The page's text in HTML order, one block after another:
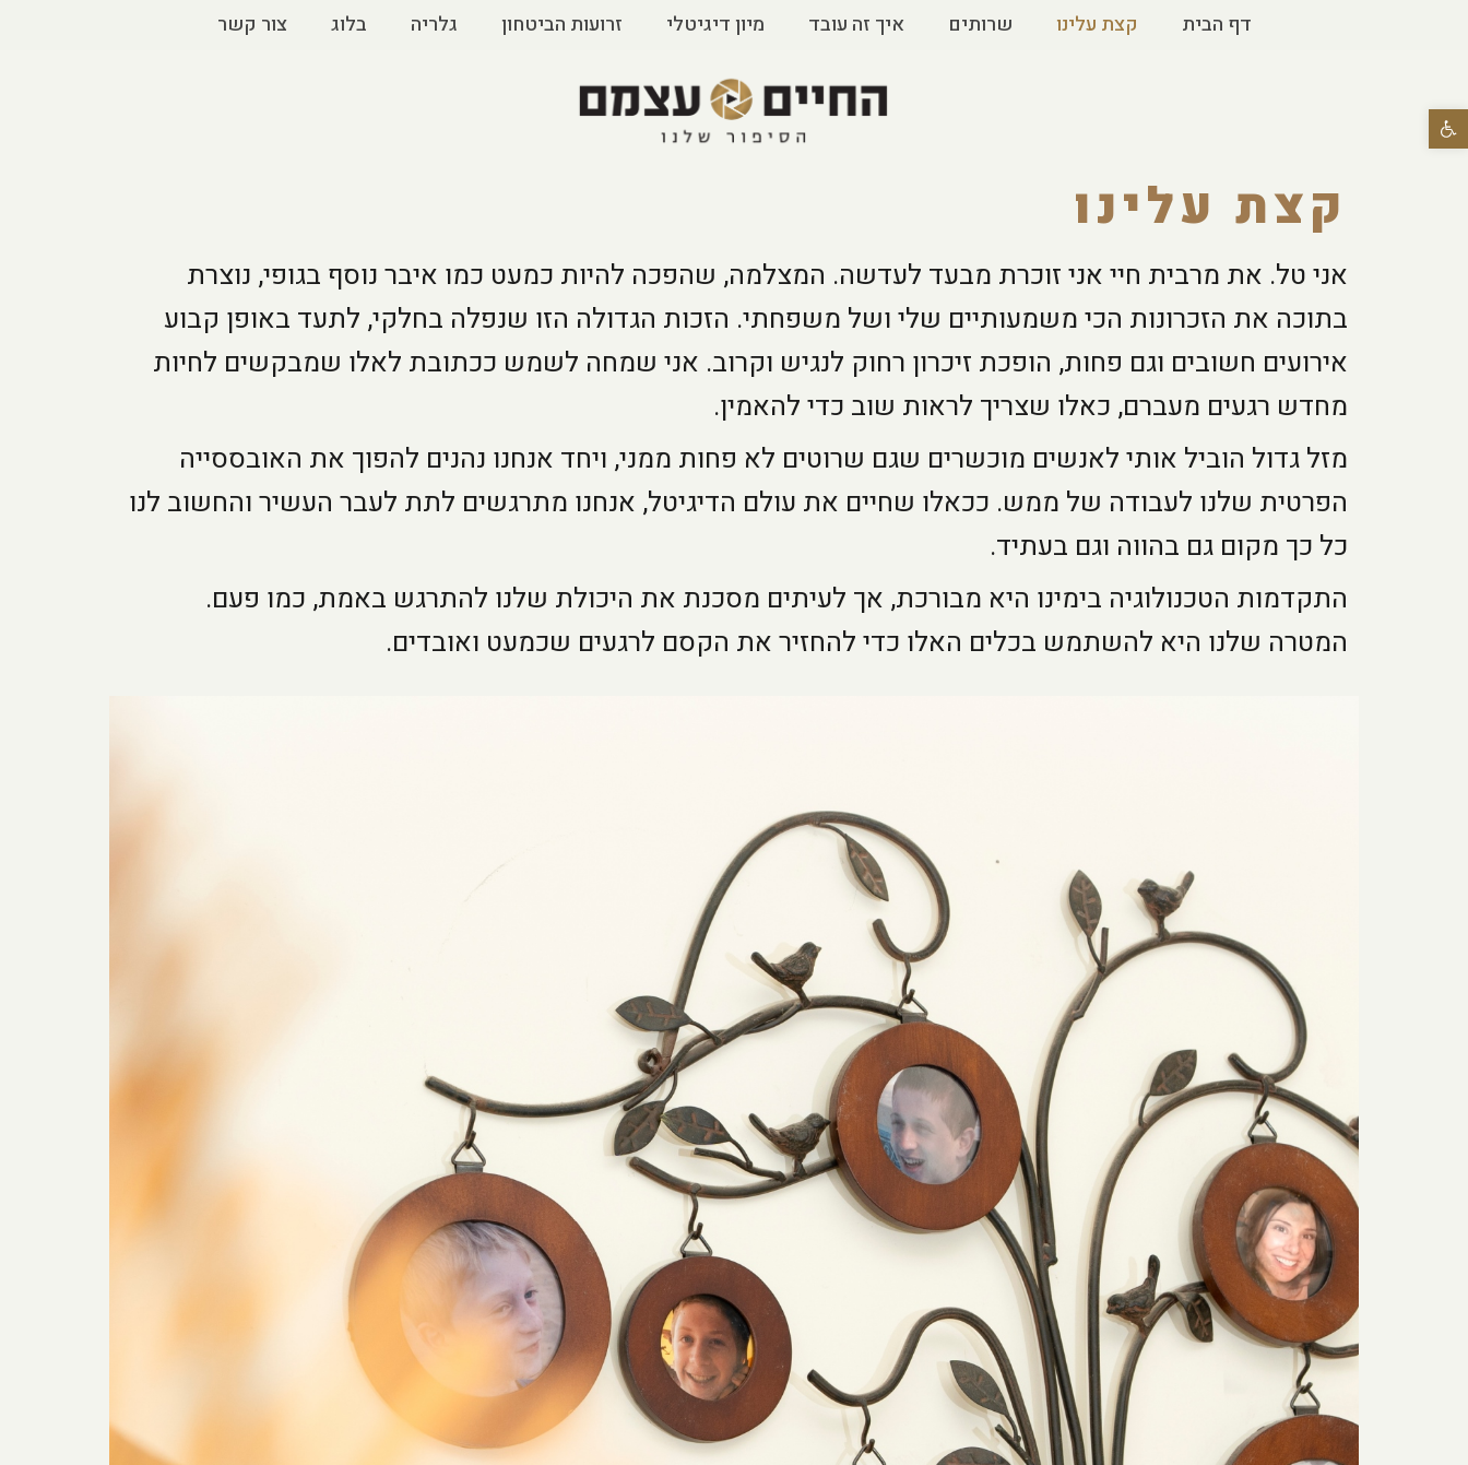
פתח סרגל נגישות
דף הבית קצת עלינו שרותים איך זה עובד מיון דיגיטלי זרועות הביטחון גלריה בלוג צור קשר
קצת עלינו
אני טל. את מרבית חיי אני זוכרת מבעד לעדשה. המצלמה, שהפכה להיות כמעט כמו איבר נוסף בגופי, נוצרת
בתוכה את הזכרונות הכי משמעותיים שלי ושל משפחתי. הזכות הגדולה הזו שנפלה בחלקי, לתעד באופן קבוע
אירועים חשובים וגם פחות, הופכת זיכרון רחוק לנגיש וקרוב. אני שמחה לשמש ככתובת לאלו שמבקשים לחיות
מחדש רגעים מעברם, כאלו שצריך לראות שוב כדי להאמין.
מזל גדול הוביל אותי לאנשים מוכשרים שגם שרוטים לא פחות ממני, ויחד אנחנו נהנים להפוך את האובססייה
הפרטית שלנו לעבודה של ממש. ככאלו שחיים את עולם הדיגיטל, אנחנו מתרגשים לתת לעבר העשיר והחשוב לנו
כל כך מקום גם בהווה וגם בעתיד.
התקדמות הטכנולוגיה בימינו היא מבורכת, אך לעיתים מסכנת את היכולת שלנו להתרגש באמת, כמו פעם.
המטרה שלנו היא להשתמש בכלים האלו כדי להחזיר את הקסם לרגעים שכמעט ואובדים.